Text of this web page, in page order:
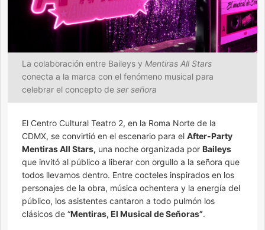
La colaboración entre Baileys y Mentiras All Stars
conecta a la marca con el fenómeno musical para
celebrar el concepto de ser señora
El Centro Cultural Teatro 2, en la Roma Norte de la
CDMX, se convirtió en el escenario para el After-Party
Mentiras All Stars, una noche organizada por Baileys
que invitó al público a liberar con orgullo a la señora que
todos llevamos dentro. Entre cocteles inspirados en los
personajes de la obra, música ochentera y la energía del
público, los asistentes cantaron a todo pulmón los
clásicos de “Mentiras, El Musical de Señoras”.